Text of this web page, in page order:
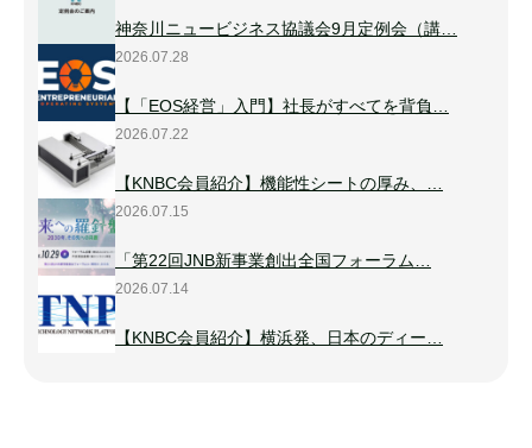
神奈川ニュービジネス協議会9月定例会（講…
2026.07.28
【「EOS経営」入門】社長がすべてを背負…
2026.07.22
【KNBC会員紹介】機能性シートの厚み、…
2026.07.15
「第22回JNB新事業創出全国フォーラム…
2026.07.14
【KNBC会員紹介】横浜発、日本のディー…